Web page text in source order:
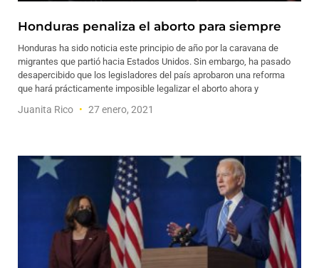
Honduras penaliza el aborto para siempre
Honduras ha sido noticia este principio de año por la caravana de
migrantes que partió hacia Estados Unidos. Sin embargo, ha pasado
desapercibido que los legisladores del país aprobaron una reforma
que hará prácticamente imposible legalizar el aborto ahora y
Juanita Rico 27 enero, 2021